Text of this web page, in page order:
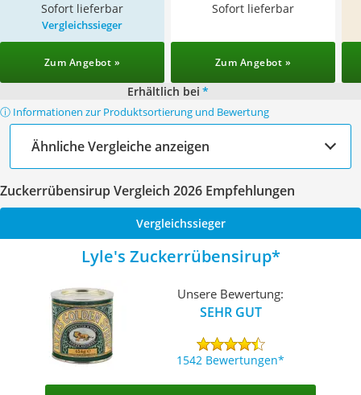
Sofort lieferbar Sofort lieferbar
Vergleichssieger
Zum Angebot » Zum Angebot »
Erhältlich bei *
ⓘ Informationen zur Produktsortierung und Bewertung
Ähnliche Vergleiche anzeigen
Zuckerrübensirup Vergleich 2026 Empfehlungen
Vergleichssieger
Lyle's Zuckerrübensirup
Unsere Bewertung:
SEHR GUT
1542 Bewertungen